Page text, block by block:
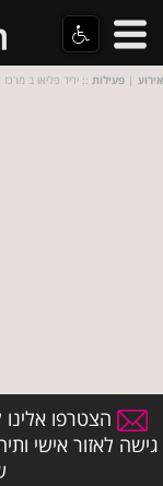
אירוע | פעילות :: יריד פליאו ב מרכז
הצטרפו
גישה לאזור אישי